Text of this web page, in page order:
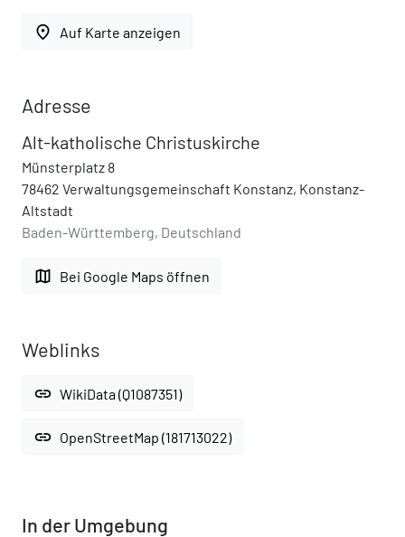
place Auf Karte anzeigen
Adresse
Alt-katholische Christuskirche
Münsterplatz 8
78462 Verwaltungsgemeinschaft Konstanz, Konstanz-
Altstadt
Baden-Württemberg, Deutschland
map Bei Google Maps öffnen
Weblinks
link WikiData (Q1087351)
link OpenStreetMap (181713022)
In der Umgebung